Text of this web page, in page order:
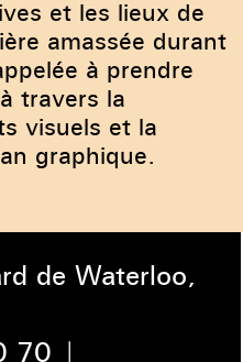
et les lieux de
amassée durant
à prendre
travers la
visuels et la
graphique.
de Waterloo,
70 |